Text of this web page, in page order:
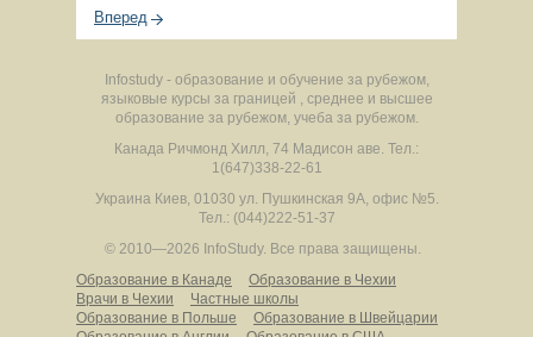
Вперед
Infostudy - образование и обучение за рубежом,
языковые курсы за границей , среднее и высшее
образование за рубежом, учеба за рубежом.
Канада Ричмонд Хилл, 74 Мадисон аве. Тел.:
1(647)338-22-61
Украина Киев, 01030 ул. Пушкинская 9А, офис №5.
Тел.: (044)222-51-37
© 2010—2026 InfoStudy. Все права защищены.
Образование в Канаде
Образование в Чехии
Врачи в Чехии
Частные школы
Образование в Польше
Образование в Швейцарии